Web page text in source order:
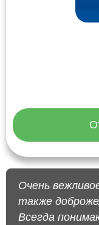
Очень
также
Всегда